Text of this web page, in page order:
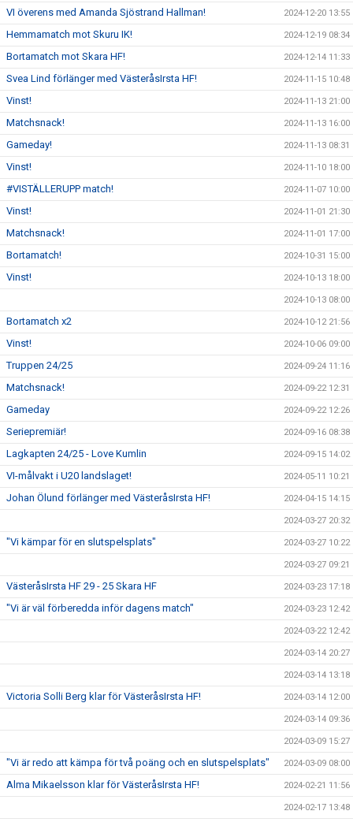
VI överens med Amanda Sjöstrand Hallman! 2024-12-20 13:55
Hemmamatch mot Skuru IK! 2024-12-19 08:34
Bortamatch mot Skara HF! 2024-12-14 11:33
Svea Lind förlänger med VästeråsIrsta HF! 2024-11-15 10:48
Vinst! 2024-11-13 21:00
Matchsnack! 2024-11-13 16:00
Gameday! 2024-11-13 08:31
Vinst! 2024-11-10 18:00
#VISTÄLLERUPP match! 2024-11-07 10:00
Vinst! 2024-11-01 21:30
Matchsnack! 2024-11-01 17:00
Bortamatch! 2024-10-31 15:00
Vinst! 2024-10-13 18:00
2024-10-13 08:00
Bortamatch x2 2024-10-12 21:56
Vinst! 2024-10-06 09:00
Truppen 24/25 2024-09-24 11:16
Matchsnack! 2024-09-22 12:31
Gameday 2024-09-22 12:26
Seriepremiär! 2024-09-16 08:38
Lagkapten 24/25 - Love Kumlin 2024-09-15 14:02
VI-målvakt i U20 landslaget! 2024-05-11 10:21
Johan Ölund förlänger med VästeråsIrsta HF! 2024-04-15 14:15
2024-03-27 20:32
"Vi kämpar för en slutspelsplats" 2024-03-27 10:22
2024-03-27 09:21
VästeråsIrsta HF 29 - 25 Skara HF 2024-03-23 17:18
"Vi är väl förberedda inför dagens match" 2024-03-23 12:42
2024-03-22 12:42
2024-03-14 20:27
2024-03-14 13:18
Victoria Solli Berg klar för VästeråsIrsta HF! 2024-03-14 12:00
2024-03-14 09:36
2024-03-09 15:27
"Vi är redo att kämpa för två poäng och en slutspelsplats" 2024-03-09 08:00
Alma Mikaelsson klar för VästeråsIrsta HF! 2024-02-21 11:56
2024-02-17 13:48